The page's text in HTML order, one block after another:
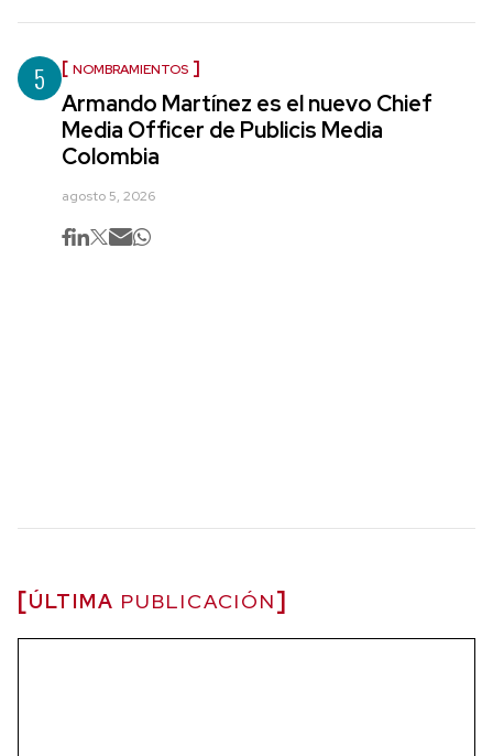
5 NOMBRAMIENTOS
Armando Martínez es el nuevo Chief
Media Officer de Publicis Media
Colombia
agosto 5, 2026
ÚLTIMA PUBLICACIÓN